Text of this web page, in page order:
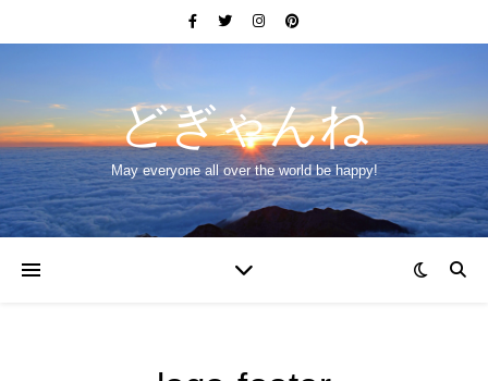
どぎゃんね
May everyone all over the world be happy!